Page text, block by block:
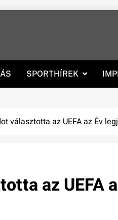
SPORTHÍREK
választotta az UEFA az Év
az UEFA